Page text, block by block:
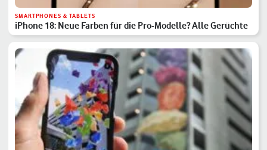
SMARTPHONES & TABLETS
iPhone 18: Neue Farben für die Pro-Modelle? Alle Gerüchte